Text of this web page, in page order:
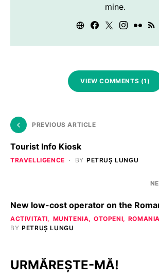
mine.
VIEW COMMENTS (1)
PREVIOUS ARTICLE
Tourist Info Kiosk
TRAVELLIGENCE BY PETRUȘ LUNGU
New low-cost operator on the
ACTIVITATI MUNTENIA OTOPENI
ROMANIA
BY PETRUȘ LUNGU
URMĂREȘTE-MĂ!